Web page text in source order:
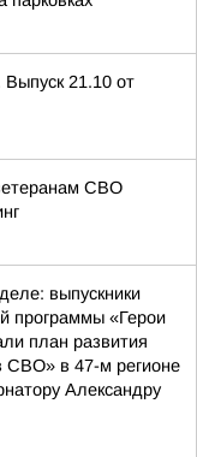
Выпуск 21.10 от
СВО
выпускники
программы «Герои
план развития
СВО» в 47-м регионе
Александру